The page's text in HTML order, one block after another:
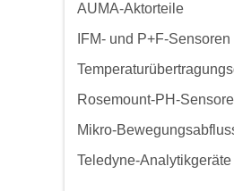
AUMA-Aktorteile
IFM- und P+F-Sensoren
Rosemount-PH-
Mikro-
Teledyne-Analytikgeräte